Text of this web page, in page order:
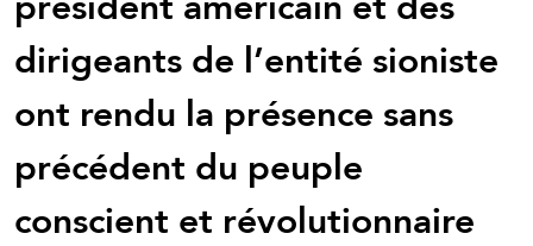
dirigeants de l’entité sioniste
ont rendu la présence sans
précédent du peuple
conscient et révolutionnaire